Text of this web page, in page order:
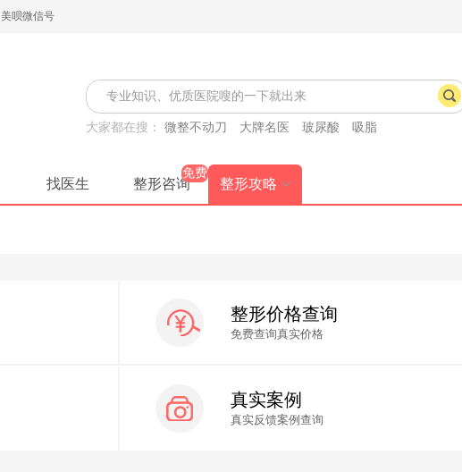
美呗微信号
大家都在搜： 微整不动刀 大牌名医 玻尿酸 吸脂
找医生 整形咨询
免费
整形攻略
整形价格查询
免费查询真实价格
真实案例
真实反馈案例查询